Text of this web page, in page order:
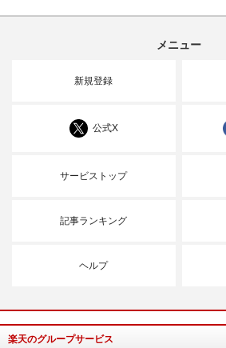
メニュー
新規登録
公式X
サービストップ
記事ランキング
ヘルプ
楽天のグループサービス